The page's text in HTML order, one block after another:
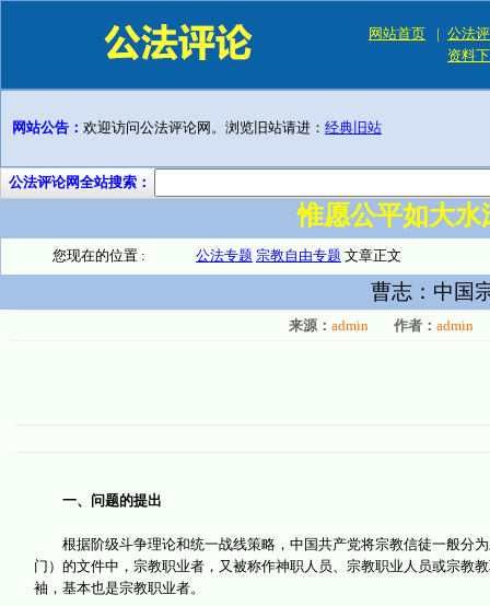
网站首页 | 公法
资料
网站公告： 欢迎访问公法评论网。浏览旧站请进： 经典旧站
公法评论网全站搜索：
惟愿公平如大
您现在的位置 : 公法专题 宗教自由专题 文章正文
曹志：中国
来源： admin 作者： admin
一、问题的提出
根据阶级斗争理论和统一战线策略，中国共产党将宗教信徒一般分
门）的文件中，宗教职业者，又被称作神职人员、宗教职业人员或宗教
袖，基本也是宗教职业者。